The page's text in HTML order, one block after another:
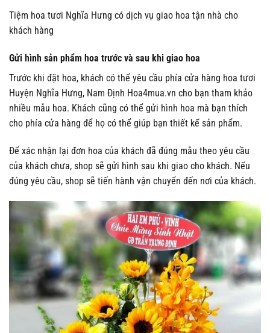
Tiệm hoa tươi Nghĩa Hưng có dịch vụ giao hoa tận nhà cho
khách hàng
Gửi hình sản phẩm hoa trước và sau khi giao hoa
Trước khi đặt hoa, khách có thể yêu cầu phía cửa hàng hoa tươi
Huyện Nghĩa Hưng, Nam Định Hoa4mua.vn cho bạn tham khảo
nhiều mẫu hoa. Khách cũng có thể gửi hình hoa mà bạn thích
cho phía cửa hàng để họ có thể giúp bạn thiết kế sản phẩm.
Để xác nhận lại đơn hoa của khách đã đúng mẫu theo yêu cầu
của khách chưa, shop sẽ gửi hình sau khi giao cho khách. Nếu
đúng yêu cầu, shop sẽ tiến hành vận chuyển đến nơi của khách.